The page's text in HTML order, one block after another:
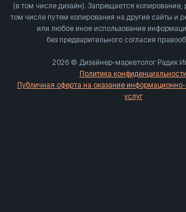
(в том числе дизайн). Запрещается копирование,
том числе путем копирования на другие сайты и
или любое иное использование
без предварительного согласия
2026 © Дизайнер-маркетолог Радик
Политика конфиденциальности
Публичная оферта на оказание
услуг